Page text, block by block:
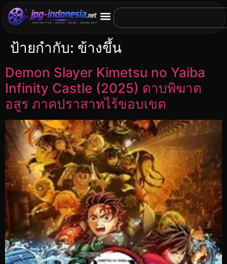
ป้ายกำกับ: ข้างขึ้น
Demon Slayer Kimetsu no Yaiba
Infinity Castle (2025) ดาบพิฆาต
อสูร ภาคปราสาทไร้ขอบเขต